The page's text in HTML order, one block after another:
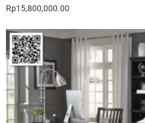
Rp15,800,000.00